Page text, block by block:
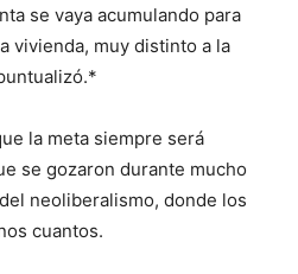
se vaya acumulando para
vivienda, muy distinto a la
la meta siempre será
se gozaron durante mucho
neoliberalismo, donde los
cuantos.